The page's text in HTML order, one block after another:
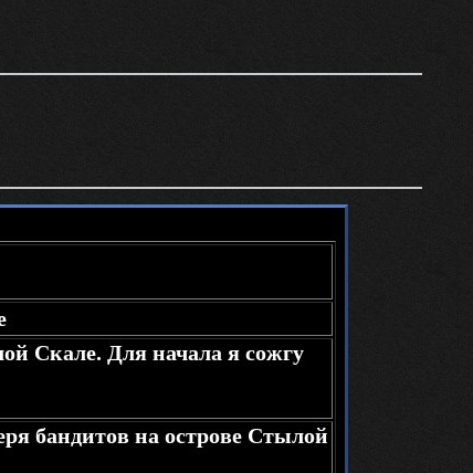
Скале. Для начала я сожгу
бандитов на острове Стылой